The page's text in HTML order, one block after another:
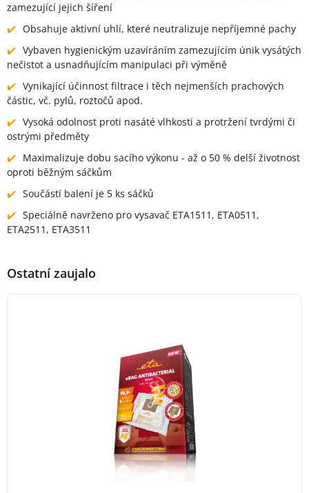
zamezující jejich šíření
Obsahuje aktivní uhlí, které neutralizuje nepříjemné pachy
Vybaven hygienickým uzavíráním zamezujícím únik vysátých
nečistot a usnadňujícím manipulaci při výměně
Vynikající účinnost filtrace i těch nejmenších prachových
částic, vč. pylů, roztočů apod.
Vysoká odolnost proti nasáté vlhkosti a protržení tvrdými či
ostrými předměty
Maximalizuje dobu sacího výkonu - až o 50 % delší životnost
oproti běžným sáčkům
Součástí balení je 5 ks sáčků
Speciálně navrženo pro vysavač ETA1511, ETA0511,
ETA2511, ETA3511
Ostatní zaujalo